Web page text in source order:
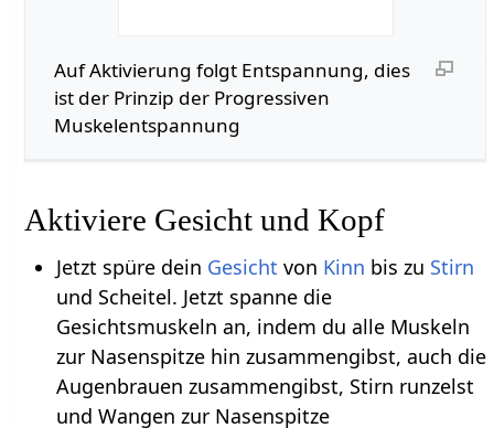
Auf Aktivierung folgt Entspannung, dies
ist der Prinzip der Progressiven
Muskelentspannung
Aktiviere Gesicht und Kopf
Jetzt spüre dein Gesicht von Kinn bis zu Stirn
und Scheitel. Jetzt spanne die
Gesichtsmuskeln an, indem du alle Muskeln
zur Nasenspitze hin zusammengibst, auch die
Augenbrauen zusammengibst, Stirn runzelst
und Wangen zur Nasenspitze